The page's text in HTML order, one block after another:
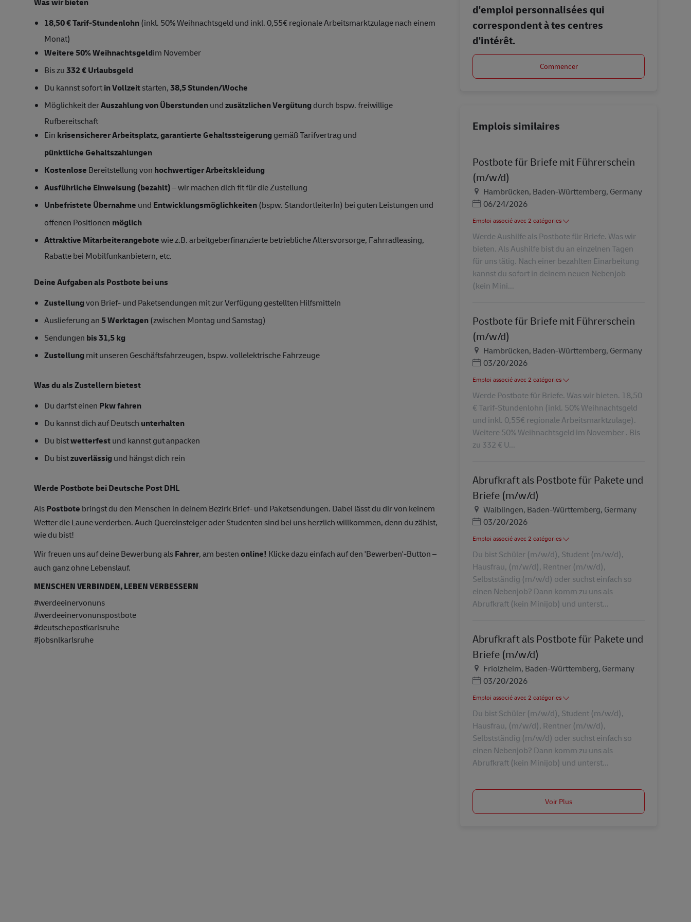
18,50 € Tarif-Stundenlohn(inkl. 50% Weihnachtsgeld und inkl. 0,55€ regionale Arbeitsmarktzulage nach einem
Monat)
Weitere 50% Weihnachtsgeldim November
Bis zu332 € Urlaubsgeld
Du kannst sofortin Vollzeitstarten,38,5 Stunden/Woche
Möglichkeit derAuszahlung von Überstundenundzusätzlichen Vergütung durch bspw. freiwillige
Rufbereitschaft
Ein krisensicherer Arbeitsplatz, garantierte Gehaltssteigerung gemäß Tarifvertrag und
pünktliche Gehaltszahlungen
Kostenlose Bereitstellung von hochwertiger Arbeitskleidung
Ausführliche Einweisung (bezahlt)– wir machen dich fit für die Zustellung
Unbefristete Übernahme und Entwicklungsmöglichkeiten(bspw. StandortleiterIn) bei guten Leistungen und
offenen Positionen möglich
Attraktive Mitarbeiterangebotewie z.B. arbeitgeberfinanzierte betriebliche Altersvorsorge, Fahrradleasing,
Rabatte bei Mobilfunkanbietern, etc.
Deine Aufgaben als Postbote bei uns
Zustellungvon Brief- und Paketsendungen mit zur Verfügung gestellten Hilfsmitteln
Auslieferung an5 Werktagen(zwischen Montag und Samstag)
Sendungen bis 31,5 kg
Zustellung mit unseren Geschäftsfahrzeugen, bspw. vollelektrische Fahrzeuge
Was du als Zustellern bietest
Du darfst einen Pkw fahren
Du kannst dich auf Deutsch unterhalten
Du bistwetterfestund kannst gut anpacken
Du bistzuverlässig und hängst dich rein
Werde Postbote bei Deutsche Post DHL
AlsPostbote bringst du den Menschen in deinem Bezirk Brief- und Paketsendungen. Dabei lässt du dir von keinem
Wetter die Laune verderben. Auch Quereinsteiger oder Studenten sind bei uns herzlich willkommen, denn du zählst,
wie du bist!
Wir freuen uns auf deine Bewerbung alsFahrer, am bestenonline! Klicke dazu einfach auf den 'Bewerben'-Button –
auch ganz ohne Lebenslauf.
MENSCHEN VERBINDEN, LEBEN VERBESSERN
#werdeeinervonuns
#werdeeinervonunspostbote
#deutschepostkarlsruhe
#jobsnlkarlsruhe
d'emploi personnalisées qui
correspondent à tes centres
d'intérêt.
Commencer
Emplois similaires
Postbote für Briefe mit Führerschein
(m/w/d)
LieuHambrücken, Baden-Württemberg, Germany
Posted Date
06/24/2026
Emploi associé avec 2 catégories
Werde Aushilfe als Postbote für Briefe. Was wir
bieten. Als Aushilfe bist du an einzelnen Tagen
für uns tätig. Nach einer bezahlten Einarbeitung
kannst du sofort in deinem neuen Nebenjob
(kein Mini...
Postbote für Briefe mit Führerschein
(m/w/d)
LieuHambrücken, Baden-Württemberg, Germany
Posted Date
03/20/2026
Emploi associé avec 2 catégories
Werde Postbote für Briefe. Was wir bieten. 18,50
€ Tarif-Stundenlohn (inkl. 50% Weihnachtsgeld
und inkl. 0,55€ regionale Arbeitsmarktzulage).
Weitere 50% Weihnachtsgeld im November . Bis
zu 332 € U...
Abrufkraft als Postbote für Pakete und
Briefe (m/w/d)
LieuWaiblingen, Baden-Württemberg, Germany
Posted Date
03/20/2026
Emploi associé avec 2 catégories
Du bist Schüler (m/w/d), Student (m/w/d),
Hausfrau, (m/w/d), Rentner (m/w/d),
Selbstständig (m/w/d) oder suchst einfach so
einen Nebenjob? Dann komm zu uns als
Abrufkraft (kein Minijob) und unterst...
Abrufkraft als Postbote für Pakete und
Briefe (m/w/d)
LieuFriolzheim, Baden-Württemberg, Germany
Posted Date
03/20/2026
Emploi associé avec 2 catégories
Du bist Schüler (m/w/d), Student (m/w/d),
Hausfrau, (m/w/d), Rentner (m/w/d),
Selbstständig (m/w/d) oder suchst einfach so
einen Nebenjob? Dann komm zu uns als
Abrufkraft (kein Minijob) und unterst...
Voir Plus